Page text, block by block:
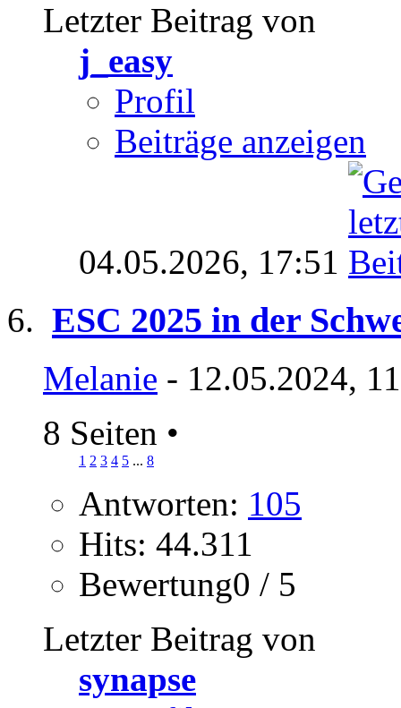
Letzter Beitrag von
j_easy
Profil
Beiträge anzeigen
04.05.2026, 17:51
ESC 2025 in der
Melanie - 12.05.2024,
8 Seiten •
1 2 3 4 5 ... 8
Antworten: 105
Hits: 44.311
Bewertung0 / 5
Letzter Beitrag von
synapse